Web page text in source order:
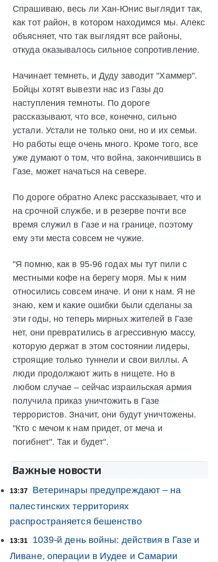
Спрашиваю, весь ли Хан-Юнис выглядит так,
как тот район, в котором находимся мы. Алекс
объясняет, что так выглядят все районы,
откуда оказывалось сильное сопротивление.
Начинает темнеть, и Дуду заводит "Хаммер".
Бойцы хотят вывезти нас из Газы до
наступления темноты. По дороге
рассказывают, что все, конечно, сильно
устали. Устали не только они, но и их семьи.
Но работы еще очень много. Кроме того, все
уже думают о том, что война, закончившись в
Газе, может начаться на севере.
По дороге обратно Алекс рассказывает, что и
на срочной службе, и в резерве почти все
время служил в Газе и на границе, поэтому
ему эти места совсем не чужие.
"Я помню, как в 95-96 годах мы тут пили с
местными кофе на берегу моря. Мы к ним
относились совсем иначе. И они к нам. Я не
знаю, кем и какие ошибки были сделаны за
эти годы, но теперь мирных жителей в Газе
нет, они превратились в агрессивную массу,
которую держат в этом состоянии лидеры,
строящие только туннели и свои виллы. А
люди продолжают жить в нищете. Но в
любом случае – сейчас израильская армия
получила приказ уничтожить в Газе
террористов. Значит, они будут уничтожены.
"Кто с мечом к нам придет, от меча и
погибнет". Так и будет".
Важные новости
13:37
Ветеринары предупреждают – на
палестинских территориях
распространяется бешенство
13:31
1039-й день войны: действия в Газе и
Ливане, операции в Иудее и Самарии